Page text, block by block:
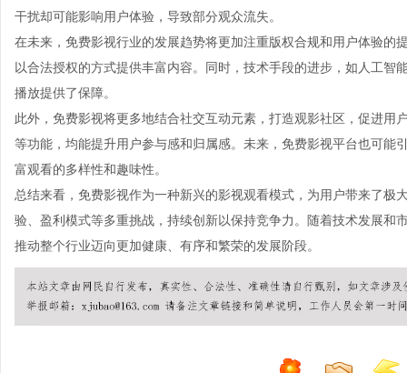
干扰却可能影响用户体验，导致部分观众流失。
在未来，免费影视行业的发展趋势将更加注重版权合规和用户体验的
以合法授权的方式提供丰富内容。同时，技术手段的进步，如人工
播放提供了保障。
此外，免费影视将更多地结合社交互动元素，打造观影社区，促进
等功能，均能提升用户参与感和归属感。未来，免费影视平台也可能
富观看的多样性和趣味性。
总结来看，免费影视作为一种新兴的影视观看模式，为用户带来了
验、盈利模式等多重挑战，持续创新以保持竞争力。随着技术发展和
推动整个行业迈向更加健康、有序和繁荣的发展阶段。